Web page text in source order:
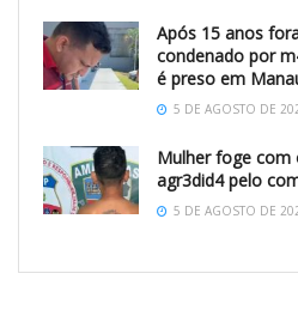
Após 15 anos
condenado por
é preso em
5 DE AGOSTO DE
Mulher foge com
agr3did4 pelo
5 DE AGOSTO DE